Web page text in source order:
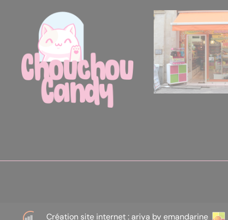
Création site internet : ariya by emandarine